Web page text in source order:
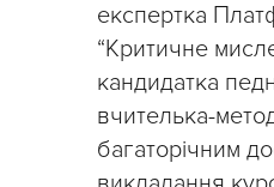
експертка
“Критичне
кандидатка
вчителька-
багаторічним